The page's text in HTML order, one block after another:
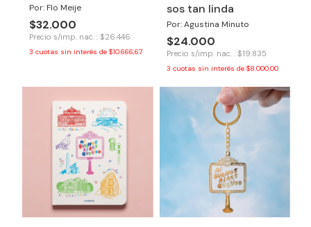
Por: Flo Meije
$32.000
Precio s/imp. nac. : $26.446
3 cuotas sin interés de $10.666,67
sos tan linda
Por: Agustina Minuto
$24.000
Precio s/imp. nac. : $19.835
3 cuotas sin interés de $8.000,00